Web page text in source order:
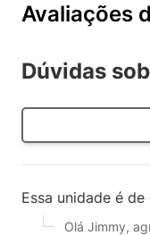
Avaliações
Dúvidas
Essa unidade é
Olá Jimmy,